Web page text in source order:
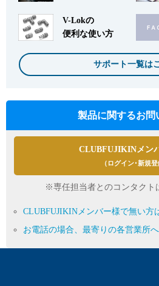
V-Lokの
便利な使い方
サポート一覧は
製品に関するお問
CLUBFUJIKINメン
（ログイン･新規登
※専任担当者とのコンタクト
CLUBFUJIKINメンバー様で無い方
お電話の場合、最寄りの各営業所へ